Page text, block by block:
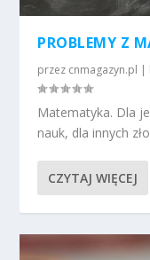
PROBLEMY Z
przez cnmagazyn.pl |
Matematyka. Dla
nauk, dla innych
CZYTAJ WIĘCEJ